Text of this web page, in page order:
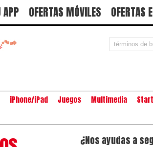
OFERTAS MÓVILES OFERTAS
iPhone/iPad Juegos Multimedia
¿Nos ayudas a